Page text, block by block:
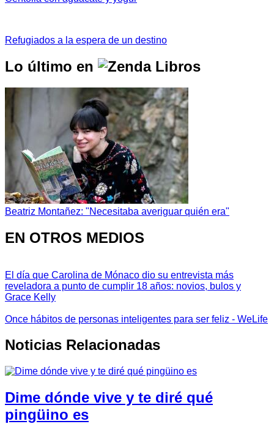
Refugiados a la espera de un destino
Lo último en
Beatriz Montañez: "Necesitaba averiguar quién era"
EN OTROS MEDIOS
El día que Carolina de Mónaco dio su entrevista más
reveladora a punto de cumplir 18 años: novios, bulos y
Grace Kelly
Once hábitos de personas inteligentes para ser feliz - WeLife
Noticias Relacionadas
Dime dónde vive y te diré qué
pingüino es